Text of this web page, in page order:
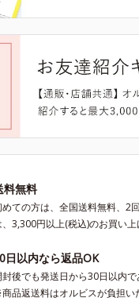
料無料
めての方は、全国送料無料、2
、3,300円以上(税込)のお買い
日以内なら返品OK
封後でも発送日から30日以内
品返送料はオルビスが負担い